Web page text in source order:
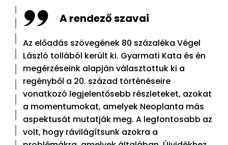
A rendező szavai
Az előadás szövegének 80 százaléka Végel
László tollából került ki. Gyarmati Kata és én
megérzéseink alapján választottuk ki a
regényből a 20. század történéseire
vonatkozó legjelentősebb részleteket, azokat
a momentumokat, amelyek Neoplanta más
aspektusát mutatják meg. A legfontosabb az
volt, hogy rávilágítsunk azokra a